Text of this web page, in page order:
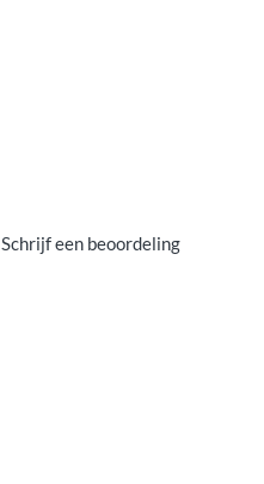
Schrijf een beoordeling